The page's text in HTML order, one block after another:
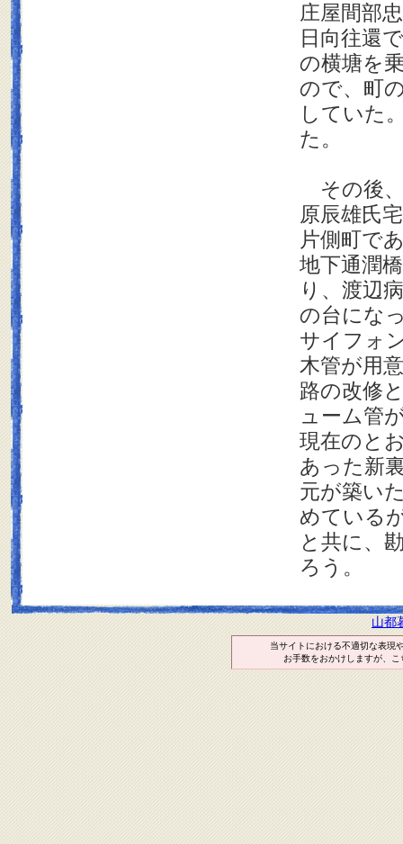
庄屋間部
日向往還
の横塘を
ので、町
していた
た。
その後、
原辰雄氏
片側町で
地下通潤
り、渡辺
の台にな
サイフォ
木管が用
路の改修
ューム管
現在のと
あった新
元が築い
めている
と共に、
ろう。
山都
当サイトにおける不適切な表現
お手数をおかけしますが、こ